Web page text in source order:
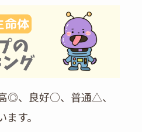
◎、良好○、普通△、
す。